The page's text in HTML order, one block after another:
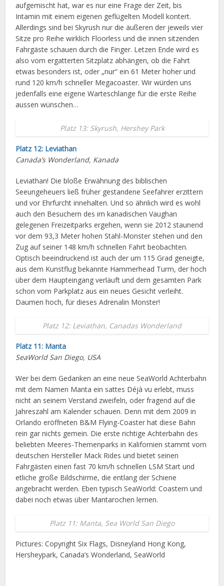
aufgemischt hat, war es nur eine Frage der Zeit, bis
Intamin mit einem eigenen geflügelten Modell kontert.
Allerdings sind bei Skyrush nur die äußeren der jeweils vier
Sitze pro Reihe wirklich Floorless und die innen sitzenden
Fahrgäste schauen durch die Finger. Letzen Ende wird es
also vom ergatterten Sitzplatz abhängen, ob die Fahrt
etwas besonders ist, oder „nur“ ein 61 Meter hoher und
rund 120 km/h schneller Megacoaster. Wir würden uns
jedenfalls eine eigene Warteschlange für die erste Reihe
aussen wünschen…
Platz 13: Skyrush, Hershey Park
Platz 12: Leviathan
Canada’s Wonderland, Kanada
Leviathan! Die bloße Erwähnung des biblischen
Seeungeheuers ließ früher gestandene Seefahrer erzittern
und vor Ehrfurcht innehalten. Und so ähnlich wird es wohl
auch den Besuchern des im kanadischen Vaughan
gelegenen Freizeitparks ergehen, wenn sie 2012 staunend
vor dem 93,3 Meter hohen Stahl-Monster stehen und den
Zug auf seiner 148 km/h schnellen Fahrt beobachten.
Optisch beeindruckend ist auch der um 115 Grad geneigte,
aus dem Kunstflug bekannte Hammerhead Turm, der hoch
über dem Haupteingang verläuft und dem gesamten Park
schon vom Parkplatz aus ein neues Gesicht verleiht.
Daumen hoch, für dieses Adrenalin Monster!
Platz 12: Leviathan, Canadas Wonderland
Platz 11: Manta
SeaWorld San Diego, USA
Wer bei dem Gedanken an eine neue SeaWorld Achterbahn
mit dem Namen Manta ein sattes Déjà vu erlebt, muss
nicht an seinem Verstand zweifeln, oder fragend auf die
Jahreszahl am Kalender schauen. Denn mit dem 2009 in
Orlando eröffneten B&M Flying-Coaster hat diese Bahn
rein gar nichts gemein. Die erste richtige Achterbahn des
beliebten Meeres-Themenparks in Kalifornien stammt vom
deutschen Hersteller Mack Rides und bietet seinen
Fahrgästen einen fast 70 km/h schnellen LSM Start und
etliche große Bildschirme, die entlang der Schiene
angebracht werden. Eben typisch SeaWorld: Coastern und
dabei noch etwas über Mantarochen lernen.
Platz 11: Manta, Sea World San Diego
Pictures: Copyright Six Flags, Disneyland Hong Kong,
Hersheypark, Canada’s Wonderland, SeaWorld